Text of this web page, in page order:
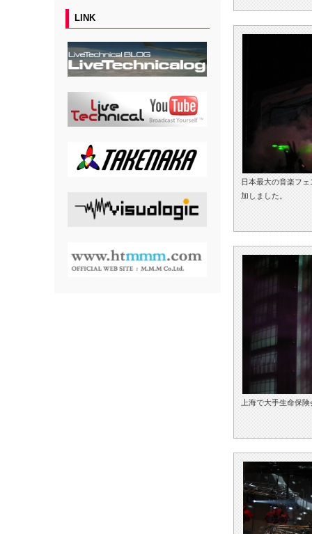
日本最大の音楽フ
加しました。
上海で大手生命保
LINK